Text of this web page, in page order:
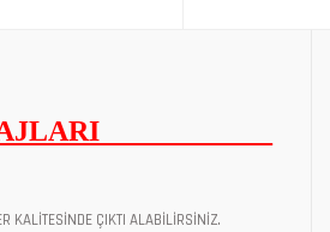
KALİTESİNDE ÇIKTI ALABİLİRSİNİZ.